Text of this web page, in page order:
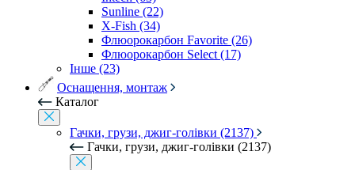
Sunline (22)
X-Fish (34)
Флюорокарбон Favorite (26)
Флюорокарбон Select (17)
Інше (23)
Оснащення, монтаж
Каталог
Гачки, грузи, джиг-голівки (2137)
Гачки, грузи, джиг-голівки (2137)